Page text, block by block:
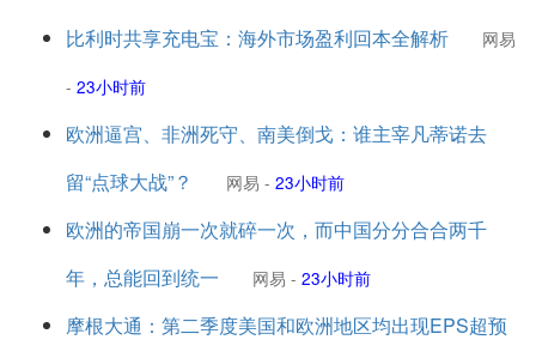
比利时共享充电宝：海外市场盈利回本全解析
网易
- 23小时前
欧洲逼宫、非洲死守、南美倒戈：谁主宰凡蒂诺去
留“点球大战”？
网易 - 23小时前
欧洲的帝国崩一次就碎一次，而中国分分合合两千
年，总能回到统一
网易 - 23小时前
摩根大通：第二季度美国和欧洲地区均出现EPS超预